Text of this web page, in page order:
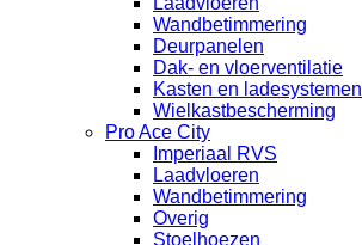
Wandbetimmering
Deurpanelen
Dak- en vloerventilatie
Kasten en ladesystemen
Wielkastbescherming
Pro Ace City
Imperiaal RVS
Laadvloeren
Wandbetimmering
Overig
Stoelhoezen